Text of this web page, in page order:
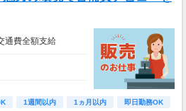
通費全額支給
1週間以内 1ヵ月以内
即日勤務OK